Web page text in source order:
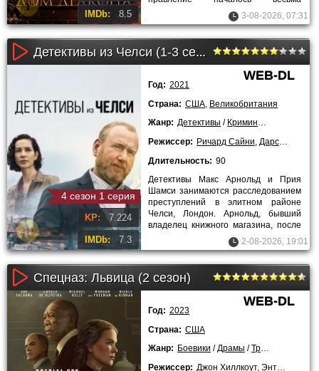
IMDb: 8.5
печально, так как у него в роду3-08-2026, 07:31
Детективы из Челси (1-3 сезон)
4 сезон 1 серия
KP: 7.224
IMDb: 7.3
WEB-DL
Год: 2021
Страна: США Великобритания
Жанр: Детективы / Криминальные
Режиссер: Ричард Сайни, Дарсия Мартин
Длительность: 90
Детективы Макс Арнольд и Прия
Шамси занимаются расследованием
преступлений в элитном районе
Челси, Лондон. Арнольд, бывший
владелец книжного магазина, после
развода решает посвятить себя
2-08-2026, 19:01
Спецназ: Львица (2 сезон)
WEB-DL
Год: 2023
Страна: США
Жанр: Боевики /Драмы /Триллеры
Режиссер: Джон Хиллкоут, Энтони Бирн